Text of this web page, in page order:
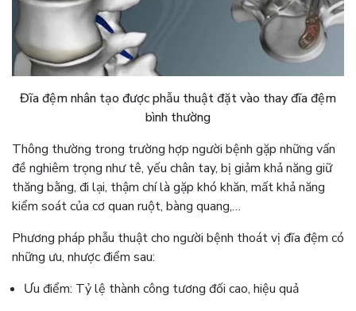
Đĩa đệm nhân tạo được phẫu thuật đặt vào thay đĩa đệm
bình thường
Thông thường trong trường hợp người bệnh gặp những vấn
đề nghiêm trọng như tê, yếu chân tay, bị giảm khả năng giữ
thăng bằng, đi lại, thậm chí là gặp khó khăn, mất khả năng
kiểm soát của cơ quan ruột, bàng quang,…
Phương pháp phẫu thuật cho người bệnh thoát vị đĩa đệm có
những ưu, nhược điểm sau:
Ưu điểm: Tỷ lệ thành công tương đối cao, hiệu quả